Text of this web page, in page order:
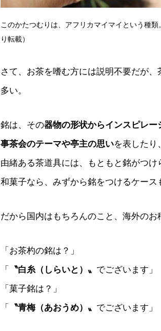
このかたつむりは、アフリカマイマイという種
り転載）
さて、お茶を嗜む方には説明不要だが
多い。
銘は、その器物の形状からインスピレー
事茶会のテーマや亭主の思いを表したり
由緒ある茶道具には、もともと銘がつ
和菓子なら、みずから銘をつけるケース
だから国内はもちろんのこと、海外の
「お茶杓の銘は？」
「
〝白糸（しらいと）〟 でございます」
「菓子銘は？」
「
〝青梅（あおうめ）〟 でございます」